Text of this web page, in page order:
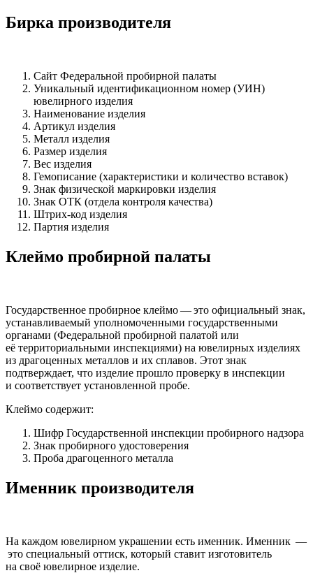
Бирка производителя
Сайт Федеральной пробирной палаты
Уникальный идентификационном номер (УИН)
ювелирного изделия
Наименование изделия
Артикул изделия
Металл изделия
Размер изделия
Вес изделия
Гемописание (характеристики и количество вставок)
Знак физической маркировки изделия
Знак ОТК (отдела контроля качества)
Штрих-код изделия
Партия изделия
Клеймо пробирной палаты
Государственное пробирное клеймо — это официальный знак,
устанавливаемый уполномоченными государственными
органами (Федеральной пробирной палатой или
её территориальными инспекциями) на ювелирных изделиях
из драгоценных металлов и их сплавов. Этот знак
подтверждает, что изделие прошло проверку в инспекции
и соответствует установленной пробе.
Клеймо содержит:
Шифр Государственной инспекции пробирного надзора
Знак пробирного удостоверения
Проба драгоценного металла
Именник производителя
На каждом ювелирном украшении есть именник. Именник —
это специальный оттиск, который ставит изготовитель
на своё ювелирное изделие.